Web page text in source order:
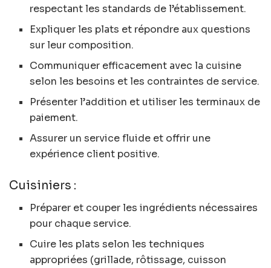
respectant les standards de l’établissement.
Expliquer les plats et répondre aux questions
sur leur composition.
Communiquer efficacement avec la cuisine
selon les besoins et les contraintes de service.
Présenter l’addition et utiliser les terminaux de
paiement.
Assurer un service fluide et offrir une
expérience client positive.
Cuisiniers :
Préparer et couper les ingrédients nécessaires
pour chaque service.
Cuire les plats selon les techniques
appropriées (grillade, rôtissage, cuisson